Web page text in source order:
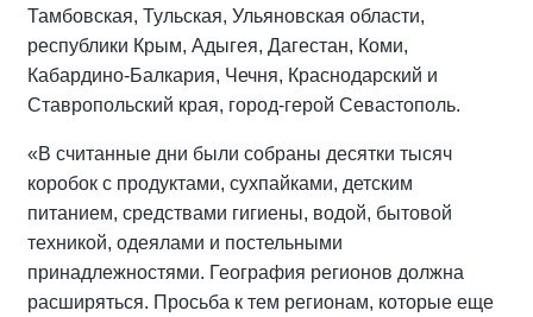
Тамбовская, Тульская, Ульяновская области,
республики Крым, Адыгея, Дагестан, Коми,
Кабардино-Балкария, Чечня, Краснодарский и
Ставропольский края, город-герой Севастополь.
«В считанные дни были собраны десятки тысяч
коробок с продуктами, сухпайками, детским
питанием, средствами гигиены, водой, бытовой
техникой, одеялами и постельными
принадлежностями. География регионов должна
расширяться. Просьба к тем регионам, которые еще